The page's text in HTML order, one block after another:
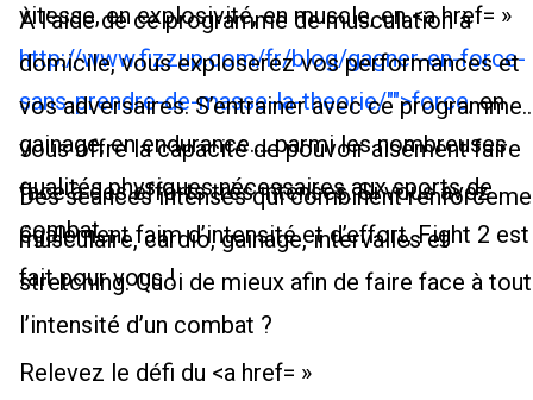
vitesse, en explosivité, en muscle, en <a href= »
http://www.fizzup.com/fr/blog/gagner-en-force-
sans-prendre-de-masse-la-theorie/"">force, en
gainage, en endurance.... parmi les nombreuses
qualités physiques nécessaires aux sports de
combat.
À l’aide de ce programme de musculation à
domicile, vous exploserez vos performances et
vos adversaires. S’entrainer avec ce programme
vous offre la capacité de pouvoir aisément faire
face à des efforts très intenses. Si vous avez
également faim d’intensité et d’effort, Fight 2 est
fait pour vous !
Des séances intenses qui combinent
musculaire, cardio, gainage, intervalles et
stretching. Quoi de mieux afin de faire face à
l’intensité d’un combat ?
Relevez le défi du <a href= »